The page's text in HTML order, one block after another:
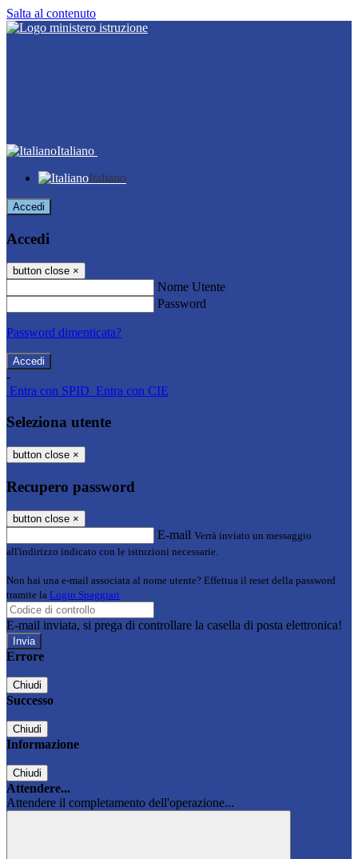
Salta al contenuto
Italiano
Italiano
Accedi
Accedi
button close ×
Nome Utente
Password
Password dimenticata?
-
Entra con SPID Entra con CIE
Seleziona utente
button close ×
Recupero password
button close ×
E-mail Verrà inviato un messaggio
all'indirizzo indicato con le istruzioni necessarie.
Non hai una e-mail associata al nome utente? Effettua il reset della password
tramite la Login Spaggiari
E-mail inviata, si prega di controllare la casella di posta elettronica!
Errore
Chiudi
Successo
Chiudi
Informazione
Chiudi
Attendere...
Attendere il completamento dell'operazione...